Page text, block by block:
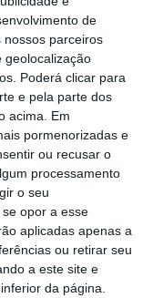
de
nossos parceiros
geolocalização
Poderá clicar para
e pela parte dos
acima. Em
pormenorizadas e
ou recusar o
processamento
o seu
opor a esse
aplicadas apenas a
ou retirar seu
a este site e
da página.
coisa que
era a
responsável,
Catarina Martins
acabou
explicar que o
compensado
continua
lado, tirou-se
o ministro da